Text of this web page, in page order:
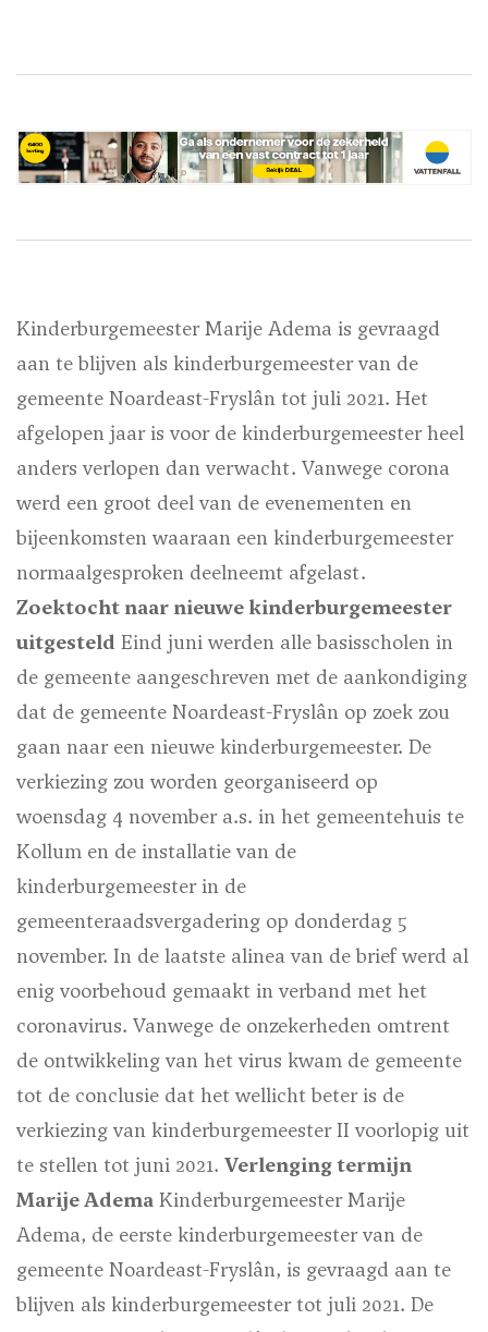
Kinderburgemeester Marije Adema is gevraagd
aan te blijven als kinderburgemeester van de
gemeente Noardeast-Fryslân tot juli 2021. Het
afgelopen jaar is voor de kinderburgemeester heel
anders verlopen dan verwacht. Vanwege corona
werd een groot deel van de evenementen en
bijeenkomsten waaraan een kinderburgemeester
normaalgesproken deelneemt afgelast.
Zoektocht naar nieuwe kinderburgemeester
uitgesteld Eind juni werden alle basisscholen in
de gemeente aangeschreven met de aankondiging
dat de gemeente Noardeast-Fryslân op zoek zou
gaan naar een nieuwe kinderburgemeester. De
verkiezing zou worden georganiseerd op
woensdag 4 november a.s. in het gemeentehuis te
Kollum en de installatie van de
kinderburgemeester in de
gemeenteraadsvergadering op donderdag 5
november. In de laatste alinea van de brief werd al
enig voorbehoud gemaakt in verband met het
coronavirus. Vanwege de onzekerheden omtrent
de ontwikkeling van het virus kwam de gemeente
tot de conclusie dat het wellicht beter is de
verkiezing van kinderburgemeester II voorlopig uit
te stellen tot juni 2021. Verlenging termijn
Marije Adema Kinderburgemeester Marije
Adema, de eerste kinderburgemeester van de
gemeente Noardeast-Fryslân, is gevraagd aan te
blijven als kinderburgemeester tot juli 2021. De